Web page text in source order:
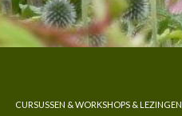
CURSUSSEN & WORKSHOPS & LEZINGEN